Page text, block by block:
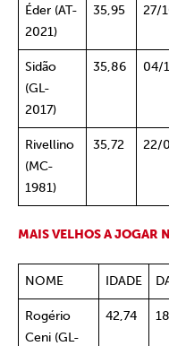
Éder (AT-
2021)
35,95 27/
Sidão
(GL-
2017)
35,86 04/
Rivellino
(MC-
1981)
35,72 22/
MAISVELHOSA JOGAR
NOME IDADE
Rogério
Ceni (GL-
42,74